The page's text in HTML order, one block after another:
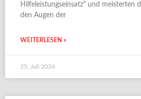
Hilfeleistungseinsatz“ und meisterten
den Augen der
WEITERLESEN »
25. Juli 2026